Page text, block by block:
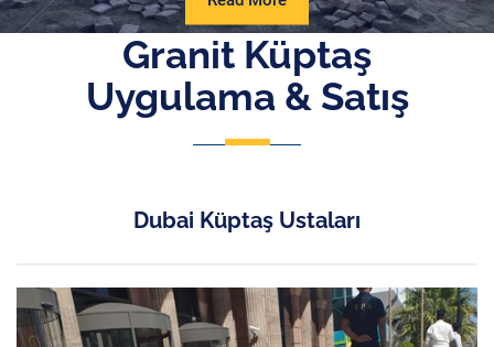
More
Granit Küptaş
Uygulama & Satış
Dubai Küptaş Ustaları